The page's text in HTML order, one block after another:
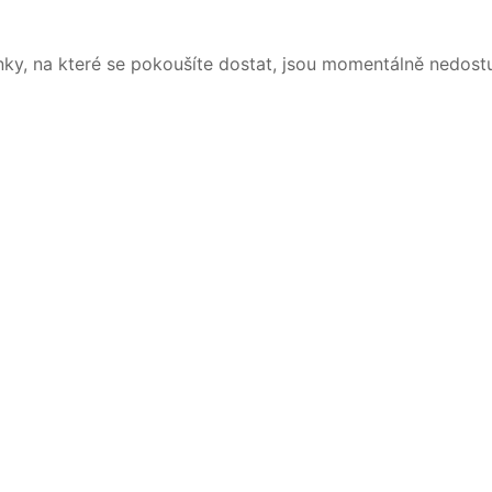
na které se pokoušíte dostat, jsou momentálně